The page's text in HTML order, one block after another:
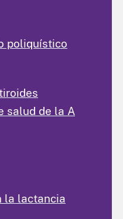
poliquístico
salud de la A
la lactancia